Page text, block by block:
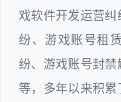
戏软件开发运营纠
纷、游戏账号租
纷、游戏账号封
等，多年以来积